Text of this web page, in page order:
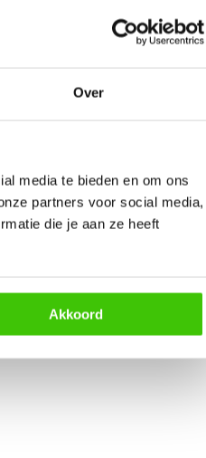
Over
media te bieden en om ons
partners voor social media,
die je aan ze heeft
Akkoord
de spiesen aan tafel
de binnenkant gaar is.
gekaramelliseerde